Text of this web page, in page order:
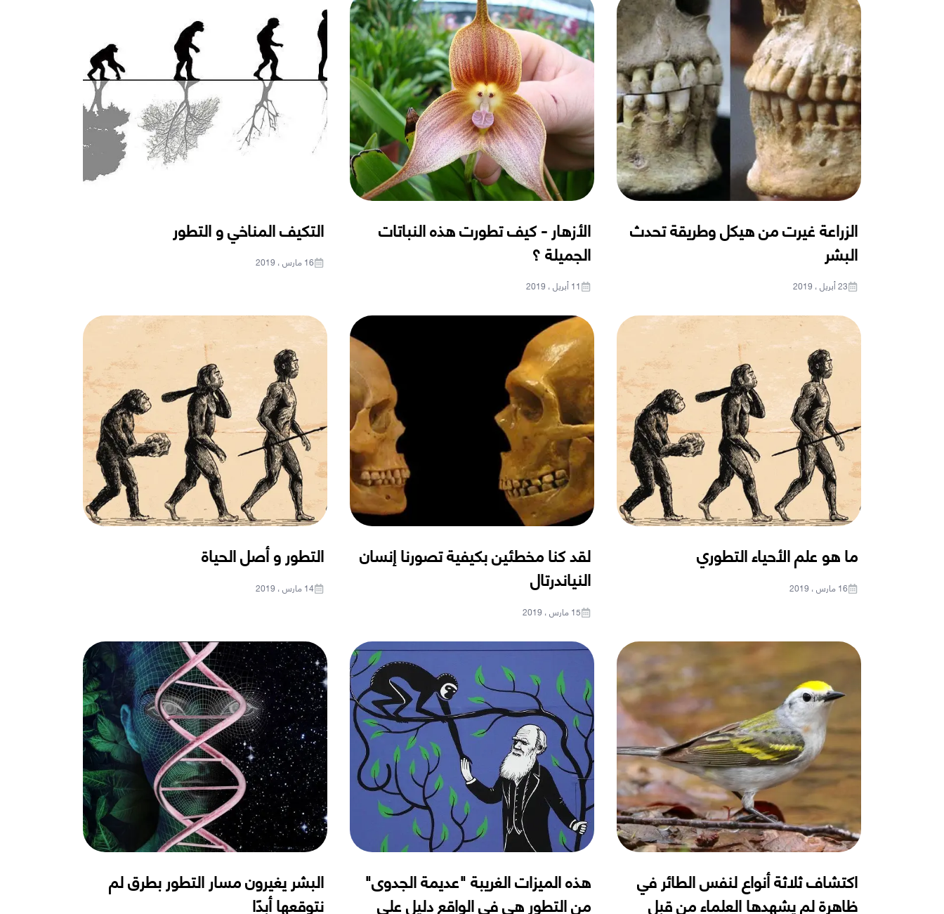
الزراعة غيرت من هيكل وطريقة تحدث
البشر
23 أبريل ، 2019
الأزهار - كيف تطورت هذه النباتات
الجميلة ؟
11 أبريل ، 2019
التكيف المناخي و التطور
16 مارس ، 2019
ما هو علم الأحياء التطوري
16 مارس ، 2019
لقد كنا مخطئين بكيفية تصورنا إنسان
النياندرتال
15 مارس ، 2019
التطور و أصل الحياة
14 مارس ، 2019
اكتشاف ثلاثة أنواع لنفس الطائر في
ظاهرة لم يشهدها العلماء من قبل
هذه الميزات الغريبة "عديمة الجدوى"
من التطور هي في الواقع دليل على
البشر يغيرون مسار التطور بطرق لم
نتوقعها أبدًا